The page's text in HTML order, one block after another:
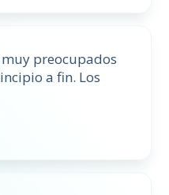
preocupados
a fin. Los